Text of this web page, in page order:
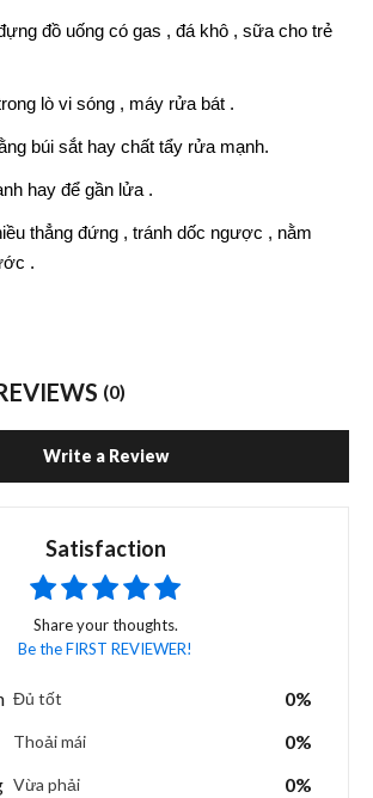
đồ uống có gas , đá khô , sữa cho trẻ
lò vi sóng , máy rửa bát .
búi sắt hay chất tẩy rửa mạnh.
hay để gần lửa .
thẳng đứng , tránh dốc ngược , nằm
.
(0)
Write a Review
Satisfaction
Share your thoughts.
Be the FIRST REVIEWER!
Đủ tốt
0%
Thoải mái
0%
Vừa phải 0%